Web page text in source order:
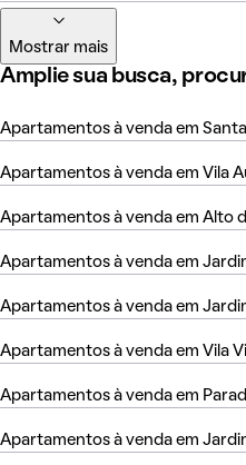
Mostrar mais
Amplie sua busca,
Apartamentos à venda em
Apartamentos à venda em Vila
Apartamentos à venda em Alto
Apartamentos à venda em
Apartamentos à venda em
Apartamentos à venda em Vila
Apartamentos à venda em
Apartamentos à venda em